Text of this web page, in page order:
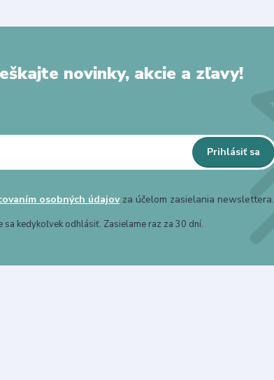
novinky, akcie a zľavy!
Prihlásiť sa
osobných údajovza účelom zasielania newslettera.
sa kedykoľvek odhlásiť. Zasielame raz za 30 dní.